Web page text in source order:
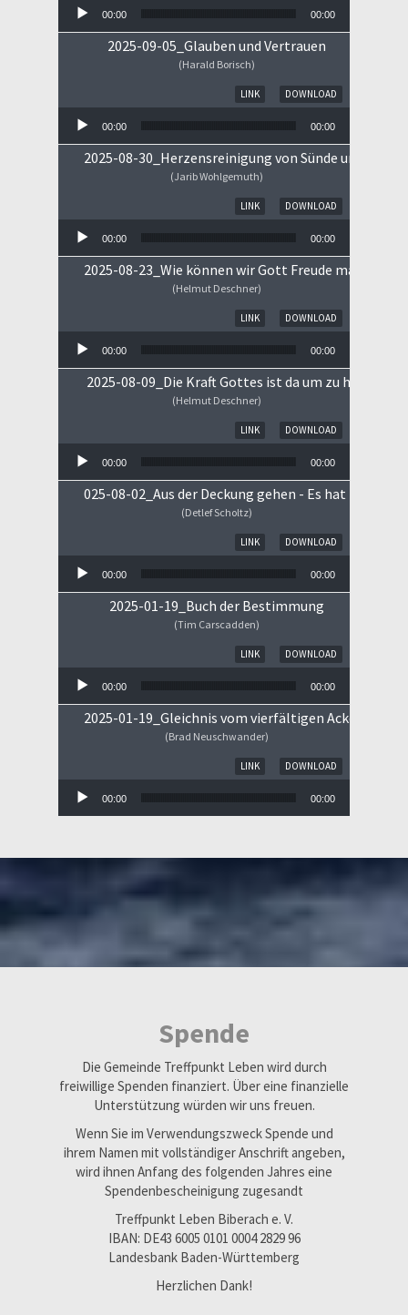
00:00 00:00
2025-09-05_Glauben und Vertrauen
(Harald Borisch)
DOWNLOAD
LINK
00:00 00:00
2025-08-30_Herzensreinigung von Sünde und Sorge
(Jarib Wohlgemuth)
DOWNLOAD
LINK
00:00 00:00
2025-08-23_Wie können wir Gott Freude machen
(Helmut Deschner)
DOWNLOAD
LINK
00:00 00:00
2025-08-09_Die Kraft Gottes ist da um zu heilen!
(Helmut Deschner)
DOWNLOAD
LINK
00:00 00:00
025-08-02_Aus der Deckung gehen - Es hat
(Detlef Scholtz)
DOWNLOAD
LINK
00:00 00:00
2025-01-19_Buch der Bestimmung
(Tim Carscadden)
DOWNLOAD
LINK
00:00 00:00
2025-01-19_Gleichnis vom vierfältigen Ackerboden
(Brad Neuschwander)
DOWNLOAD
LINK
00:00 00:00
Spende
Die Gemeinde Treffpunkt Leben wird durch
freiwillige Spenden finanziert. Über eine finanzielle
Unterstützung würden wir uns freuen.
Wenn Sie im Verwendungszweck Spende und
ihrem Namen mit vollständiger Anschrift angeben,
wird ihnen Anfang des folgenden Jahres eine
Spendenbescheinigung zugesandt
Treffpunkt Leben Biberach e. V.
IBAN: DE43 6005 0101 0004 2829 96
Landesbank Baden-Württemberg
Herzlichen Dank!